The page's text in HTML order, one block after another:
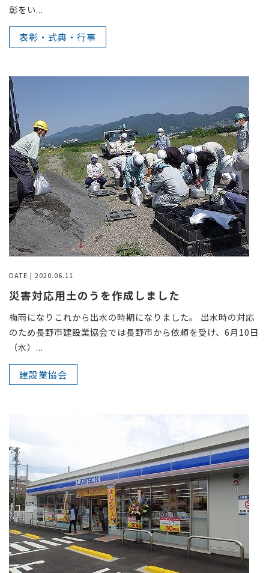
彰をい...
表彰・式典・行事
DATE | 2020.06.11
災害対応用土のうを作成しました
梅雨になりこれから出水の時期になりました。 出水時の対応
のため長野市建設業協会では長野市から依頼を受け、6月10日
（水）...
建設業協会